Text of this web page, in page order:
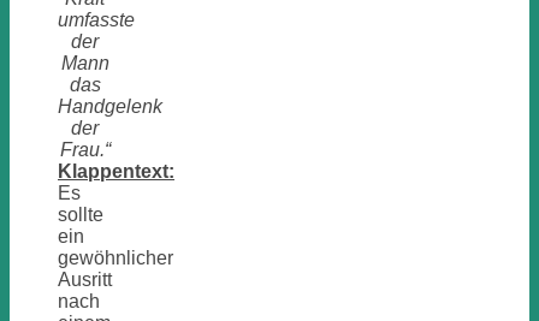
umfasste
der
Mann
das
Handgelenk
der
Frau.“
Klappentext:
Es
sollte
ein
gewöhnlicher
Ausritt
nach